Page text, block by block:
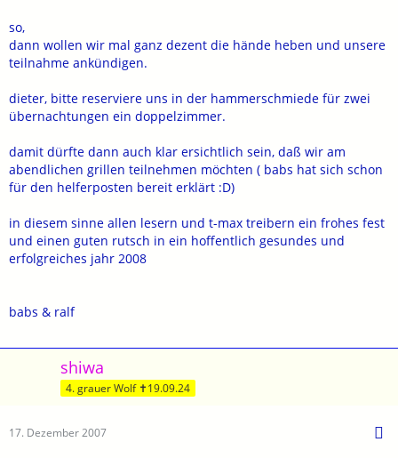
so,
dann wollen wir mal ganz dezent die hände heben und unsere
teilnahme ankündigen.
dieter, bitte reserviere uns in der hammerschmiede für zwei
übernachtungen ein doppelzimmer.
damit dürfte dann auch klar ersichtlich sein, daß wir am
abendlichen grillen teilnehmen möchten ( babs hat sich schon
für den helferposten bereit erklärt :D)
in diesem sinne allen lesern und t-max treibern ein frohes fest
und einen guten rutsch in ein hoffentlich gesundes und
erfolgreiches jahr 2008
babs & ralf
shiwa
4. grauer Wolf ✝19.09.24
17. Dezember 2007